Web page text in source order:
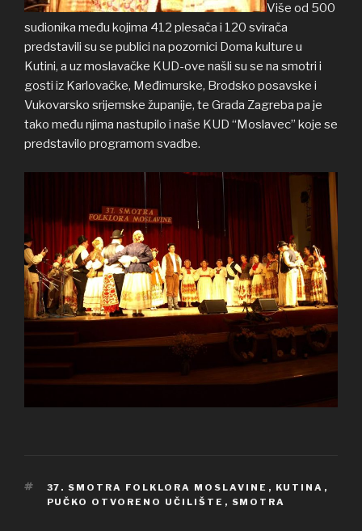
Više od 500
sudionika među kojima 412 plesača i 120 svirača
predstavili su se publici na pozornici Doma kulture u
Kutini, a uz moslavačke KUD-ove našli su se na smotri i
gosti iz Karlovačke, Međimurske, Brodsko posavske i
Vukovarsko srijemske županije, te Grada Zagreba pa je
tako među njima nastupilo i naše KUD “Moslavec” koje se
predstavilo programom svadbe.
OZNAKE
37. SMOTRA FOLKLORA MOSLAVINE , KUTINA ,
PUČKO OTVORENO UČILIŠTE , SMOTRA